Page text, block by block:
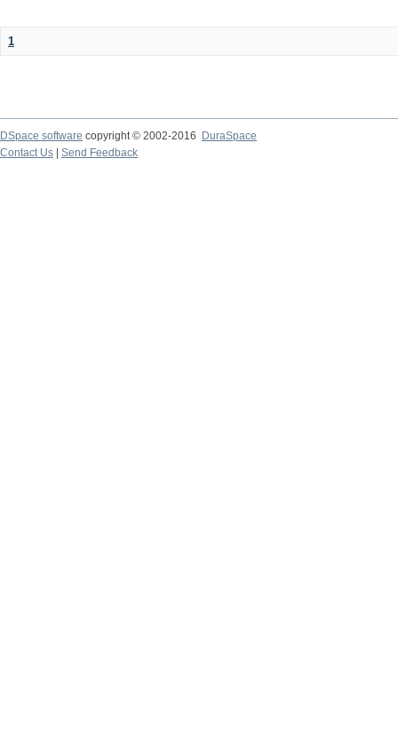
1
DSpace software copyright © 2002-2016
DuraSpace
Contact Us
Send Feedback